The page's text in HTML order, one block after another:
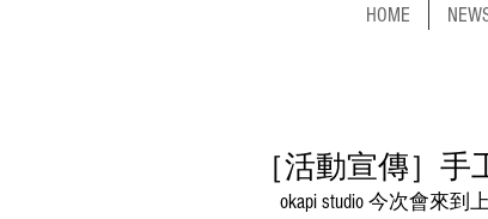
HOME
［活動宣傳］